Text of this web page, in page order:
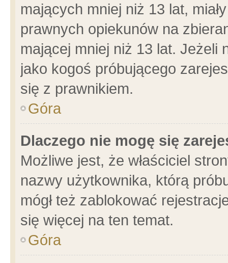
mających mniej niż 13 lat,
prawnych opiekunów na
mającej mniej niż 13 lat. Jeżeli
jako kogoś próbującego
się z prawnikiem.
Góra
Dlaczego nie mogę się
Możliwe jest, że właściciel
nazwy użytkownika, którą
mógł też zablokować
się więcej na ten temat.
Góra